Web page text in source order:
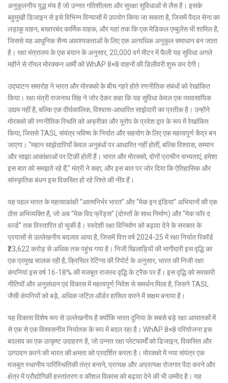
अनुकूलनीय युद्ध मंच है जो उन्नत गतिशीलता और सुरक्षा सुविधाओं से लैस है। इसके
बहुमुखी डिजाइन से इसे विभिन्न विन्यासों में उपयोग किया जा सकता है, जिसमें पैदल सेना का
लड़ाकू वाहन, बख्तरबंद कार्मिक वाहक, और यहां तक कि एक मेडिकल एम्बुलेंस भी शामिल है,
जिससे यह आधुनिक सैन्य आवश्यकताओं के लिए एक अत्यधिक अनुकूल समाधान बन जाता
है। रक्षा मंत्रालय के एक बयान के अनुसार, 20,000 वर्ग मीटर में फैली यह सुविधा अगले
महीने से रॉयल मोरक्कन आर्मी को WhAP 8×8 वाहनों की डिलीवरी शुरू कर देगी।
उद्घाटन समारोह ने भारत और मोरक्को के बीच गहरे होते रणनीतिक संबंधों को रेखांकित
किया। रक्षा मंत्री राजनाथ सिंह ने जोर देकर कहा कि यह सुविधा केवल एक व्यावसायिक
उद्यम नहीं है, बल्कि एक दीर्घकालिक, विश्वास-आधारित साझेदारी का प्रतीक है। उन्होंने
मोरक्को की रणनीतिक स्थिति को अफ्रीका और यूरोप के प्रवेश द्वार के रूप में रेखांकित
किया, जिससे TASL संयंत्र भविष्य के निर्यात और सहयोग के लिए एक महत्वपूर्ण केंद्र बन
जाएगा। “महान साझेदारियाँ केवल अनुबंधों पर आधारित नहीं होतीं, बल्कि विश्वास, सम्मान
और साझा आकांक्षाओं पर टिकी होती हैं। भारत और मोरक्को, दोनों प्राचीन सभ्यताएं, हमेशा
इस बात को समझते रहे हैं,” मंत्री ने कहा, और इस बात पर जोर दिया कि ऐतिहासिक और
सांस्कृतिक बंधन इस विकसित हो रहे रिश्ते की नींव हैं।
यह पहल भारत के महत्वाकांक्षी “आत्मनिर्भर भारत” और “मेक इन इंडिया” अभियानों की एक
ठोस अभिव्यक्ति है, जो अब “मेक विद फ्रेंड्स” (दोस्तों के साथ निर्माण) और “मेक फॉर द
वर्ल्ड” तक विस्तारित हो चुकी है। स्वदेशी रक्षा विनिर्माण को बढ़ावा देने के सरकार के
प्रयासों से उल्लेखनीय बदलाव आया है, जिसमें वित्त वर्ष 2024-25 में रक्षा निर्यात रिकॉर्ड
₹23,622 करोड़ से अधिक तक पहुंच गया है। निजी खिलाड़ियों की भागीदारी इस वृद्धि का
एक प्रमुख चालक रही है, क्रिसिल रेटिंग्स की रिपोर्ट के अनुसार, भारत की निजी रक्षा
कंपनियां इस वर्ष 16-18% की मजबूत राजस्व वृद्धि के ट्रैक पर हैं। इस वृद्धि को सरकारी
नीतियों और अनुसंधान एवं विकास में महत्वपूर्ण निवेश से समर्थन मिला है, जिसने TASL
जैसी कंपनियों को बड़े, अधिक जटिल ऑर्डर हासिल करने में सक्षम बनाया है।
यह विकास विशेष रूप से उल्लेखनीय है क्योंकि भारत दुनिया के सबसे बड़े रक्षा आयातकों में
से एक से एक विश्वसनीय निर्यातक के रूप में बदल रहा है। WhAP 8×8 परियोजना इस
बदलाव का एक उत्कृष्ट उदाहरण है, जो उन्नत रक्षा प्लेटफार्मों को डिजाइन, विकसित और
उत्पादन करने की भारत की क्षमता को प्रदर्शित करता है। मोरक्को में नया संयंत्र एक
मजबूत स्थानीय पारिस्थितिकी तंत्र बनाने, प्रत्यक्ष और अप्रत्यक्ष रोजगार पैदा करने और
क्षेत्र में प्रौद्योगिकी हस्तांतरण व कौशल विकास को बढ़ावा देने की भी उम्मीद है। यह